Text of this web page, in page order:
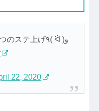
やっぱり先に使えそうなやつのステ上げ٩( ᐛ )و
22, 2020